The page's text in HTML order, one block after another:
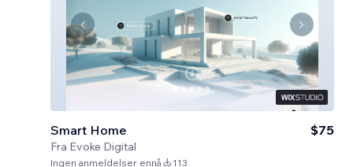
Smart Home
Fra Evoke Digital
$75
Ingen anmeldelser ennå 113